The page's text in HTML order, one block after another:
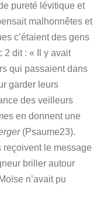
pureté lévitique et
malhonnêtes et
c’étaient des gens
2 dit : « Il y avait
qui passaient dans
garder leurs
des veilleurs
en donnent une
(Psaume23).
reçoivent le message
briller autour
n’avait pu